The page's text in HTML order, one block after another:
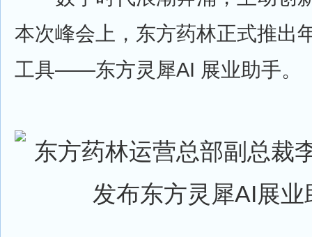
本次峰会上，东方药林正式推出
工具——东方灵犀AI 展业助手。